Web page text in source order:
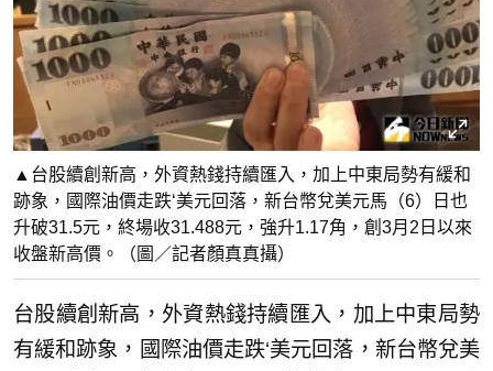
▲台股續創新高，外資熱錢持續匯入，加上中東局勢有緩和
跡象，國際油價走跌‘美元回落，新台幣兌美元馬（6）日也
升破31.5元，終場收31.488元，強升1.17角，創3月2日以來
收盤新高價。（圖／記者顏真真攝）
台股續創新高，外資熱錢持續匯入，加上中東局勢
有緩和跡象，國際油價走跌‘美元回落，新台幣兌美